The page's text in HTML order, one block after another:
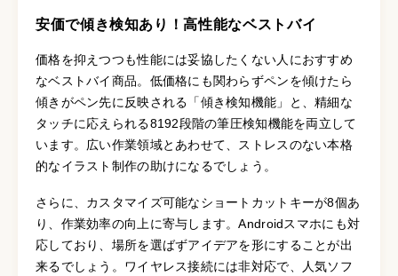
安価で傾き検知あり！高性能なベストバイ
価格を抑えつつも性能には妥協したくない人におすすめ
なベストバイ商品。低価格にも関わらずペンを傾けたら
傾きがペン先に反映される「傾き検知機能」と、精細な
タッチに応えられる8192段階の筆圧検知機能を両立して
います。広い作業領域とあわせて、ストレスのない本格
的なイラスト制作の助けになるでしょう。
さらに、カスタマイズ可能なショートカットキーが8個あ
り、作業効率の向上に寄与します。Androidスマホにも対
応しており、場所を選ばずアイデアを形にすることが出
来るでしょう。ワイヤレス接続には非対応で、人気ソフ